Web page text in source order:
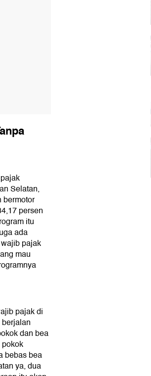
Selatan,
bermotor
persen
itu
ada
pajak
mau
pajak di
dan bea
bebas bea
ya, dua